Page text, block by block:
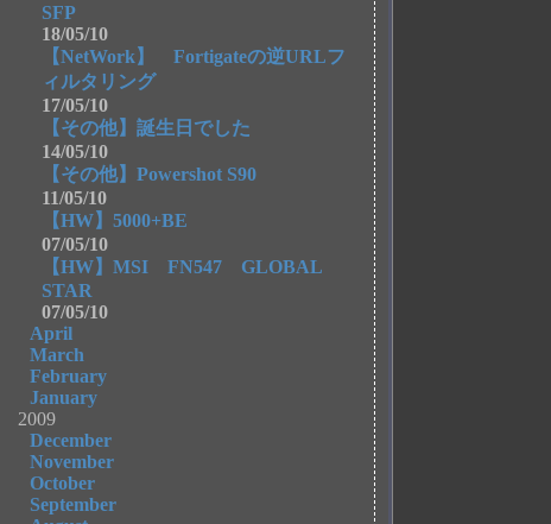
SFP
18/05/10
【NetWork】 Fortigateの逆URLフ
ィルタリング
17/05/10
【その他】誕生日でした
14/05/10
【その他】Powershot S90
11/05/10
【HW】5000+BE
07/05/10
【HW】MSI FN547 GLOBAL
STAR
07/05/10
April
March
February
January
2009
December
November
October
September